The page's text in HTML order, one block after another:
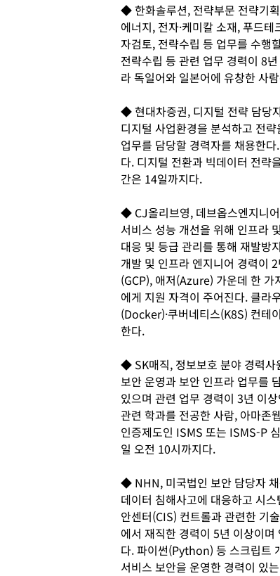
◆ 한화솔루션, 전략부문 전략기
에너지, 전자·케미칼 소재, 푸드
자검토, 전략수립 등 업무를 수행
전략수립 등 관련 업무 경력이 8
라 독일어와 일본어에 유창한 사
◆ 현대차증권, 디지털 전략 담당
디지털 사업환경을 분석하고 전
업무를 담당할 경력자를 채용한
다. 디지털 전환과 빅데이터 전략
간은 14일까지다.
◆ CJ올리브영, 데브옵스엔지니
서비스 성능 개선을 위해 인프라
대응 및 등급 관리를 통해 재발
개발 및 인프라 엔지니어 경력이
(GCP), 애저(Azure) 가운데 한
에게 지원 자격이 주어진다. 클라
(Docker)·쿠버네티스(K8S) 컨테
한다.
◆ SK매직, 정보보호 분야 경력사
보안 운영과 보안 인프라 업무를
있으며 관련 업무 경력이 3년 이
관련 학과를 전공한 사람, 아마존
인증제도인 ISMS 또는 ISMS-P
일 오전 10시까지다.
◆ NHN, 미국법인 보안 담당자
데이터 침해사고에 대응하고 시
안센터(CIS) 컨트롤과 관련한 기
에서 재직한 경력이 5년 이상이
다. 파이썬(Python) 등 스크립트
서비스 보안을 운영한 경력이 있